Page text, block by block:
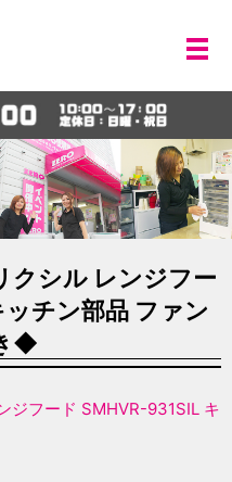
メ
クシル レンジフー
チン部品 ファン
◆
ジフード SMHVR-931SIL キ